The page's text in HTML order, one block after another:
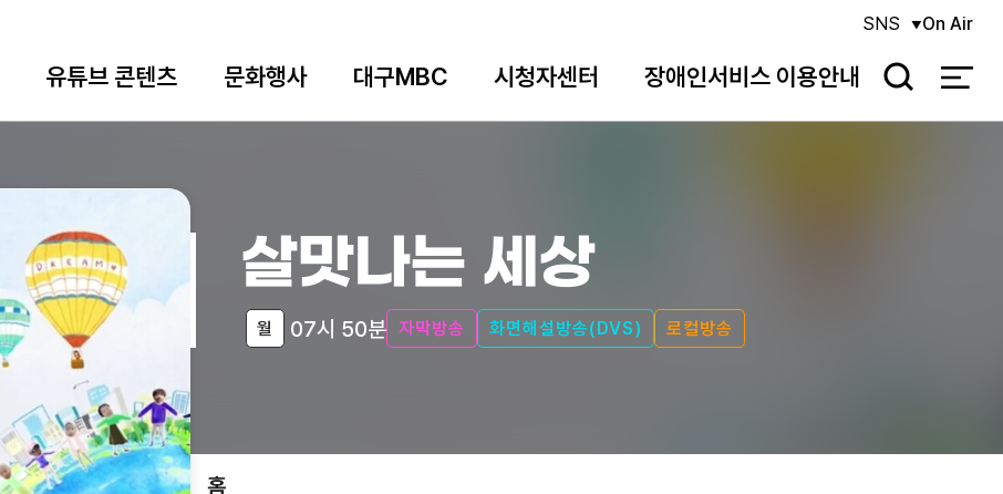
유튜브 콘텐츠 문화행사 대구MBC 시청자센터 장애인서비스 이용안내
SNS On Air
검
살맛나는 세상
월 07시 50분 자막방송 화면해설방송(DVS) 로컬방송
홈